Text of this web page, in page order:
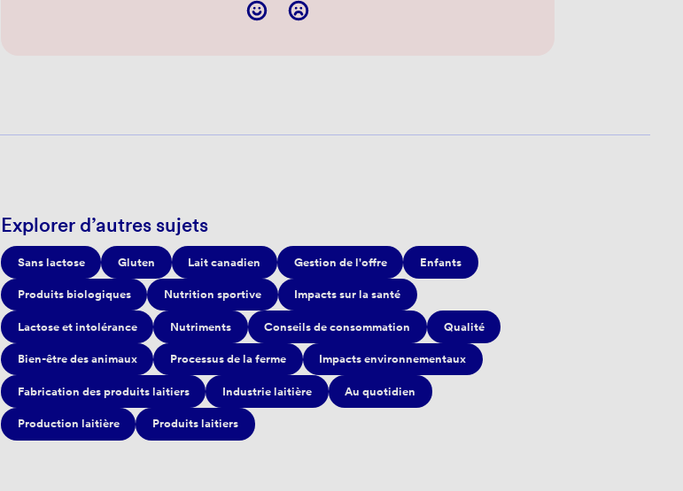
Explorer d’autres sujets
Sans lactose Gluten Lait canadien Gestion de l'offre Enfants
Produits biologiques Nutrition sportive Impacts sur la santé
Lactose et intolérance Nutriments Conseils de consommation Qualité
Bien-être des animaux Processus de la ferme Impacts environnementaux
Fabrication des produits laitiers Industrie laitière Au quotidien
Production laitière Produits laitiers